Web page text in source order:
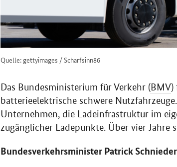
Quelle: gettyimages / Scharfsinn86
Das Bundesministerium für Verkehr (BMV)
batterieelektrische schwere
Unternehmen, die Ladeinfrastruktur im
zugänglicher Ladepunkte. Über vier
Bundesverkehrsminister Patrick